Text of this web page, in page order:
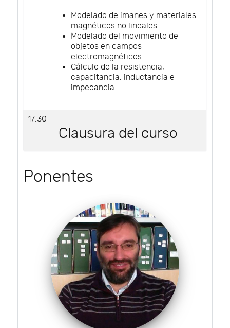
Modelado de imanes y materiales
magnéticos no lineales.
Modelado del movimiento de
objetos en campos
electromagnéticos.
Cálculo de la resistencia,
capacitancia, inductancia e
impedancia.
17:30
Clausura del curso
Ponentes